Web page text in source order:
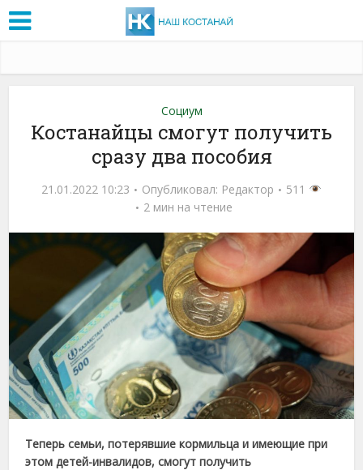
Социум
Костанайцы смогут получить
сразу два пособия
21.01.2022 10:23 Опубликовал: Редактор
511
2 мин на чтение
Теперь семьи, потерявшие кормильца и имеющие при
этом детей-инвалидов, смогут получить